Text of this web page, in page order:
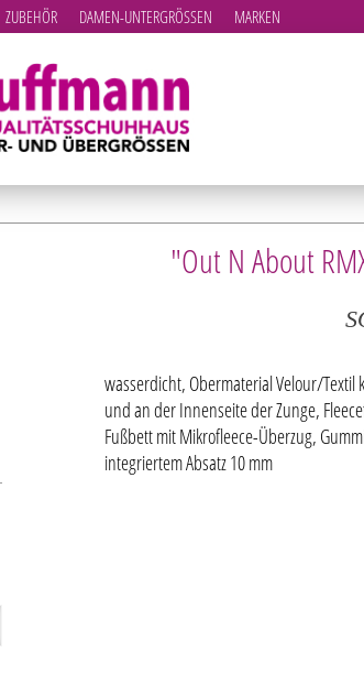
ZUBEHÖR DAMEN-UNTERGRÖSSEN
MARKEN
"Out N About
wasserdicht, Obermaterial Velour/Textil
und an der Innenseite der Zunge,
Fußbett mit Mikrofleece-Überzug,
integriertem Absatz 10 mm